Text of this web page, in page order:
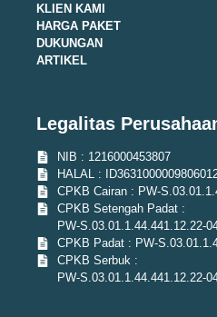
KLIEN KAMI
HARGA PAKET
DUKUNGAN
ARTIKEL
Legalitas
NIB : 1216000453807
HALAL :
CPKB Cairan : PW-
CPKB Setengah Padat :
PW-S.03.01.1.44.441.12.22-
CPKB Padat : PW-
CPKB Serbuk :
PW-S.03.01.1.44.441.12.22-